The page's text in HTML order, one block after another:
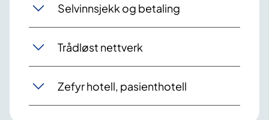
Selvinnsjekk og betaling
Trådløst nettverk
Zefyr hotell, pasienthotell